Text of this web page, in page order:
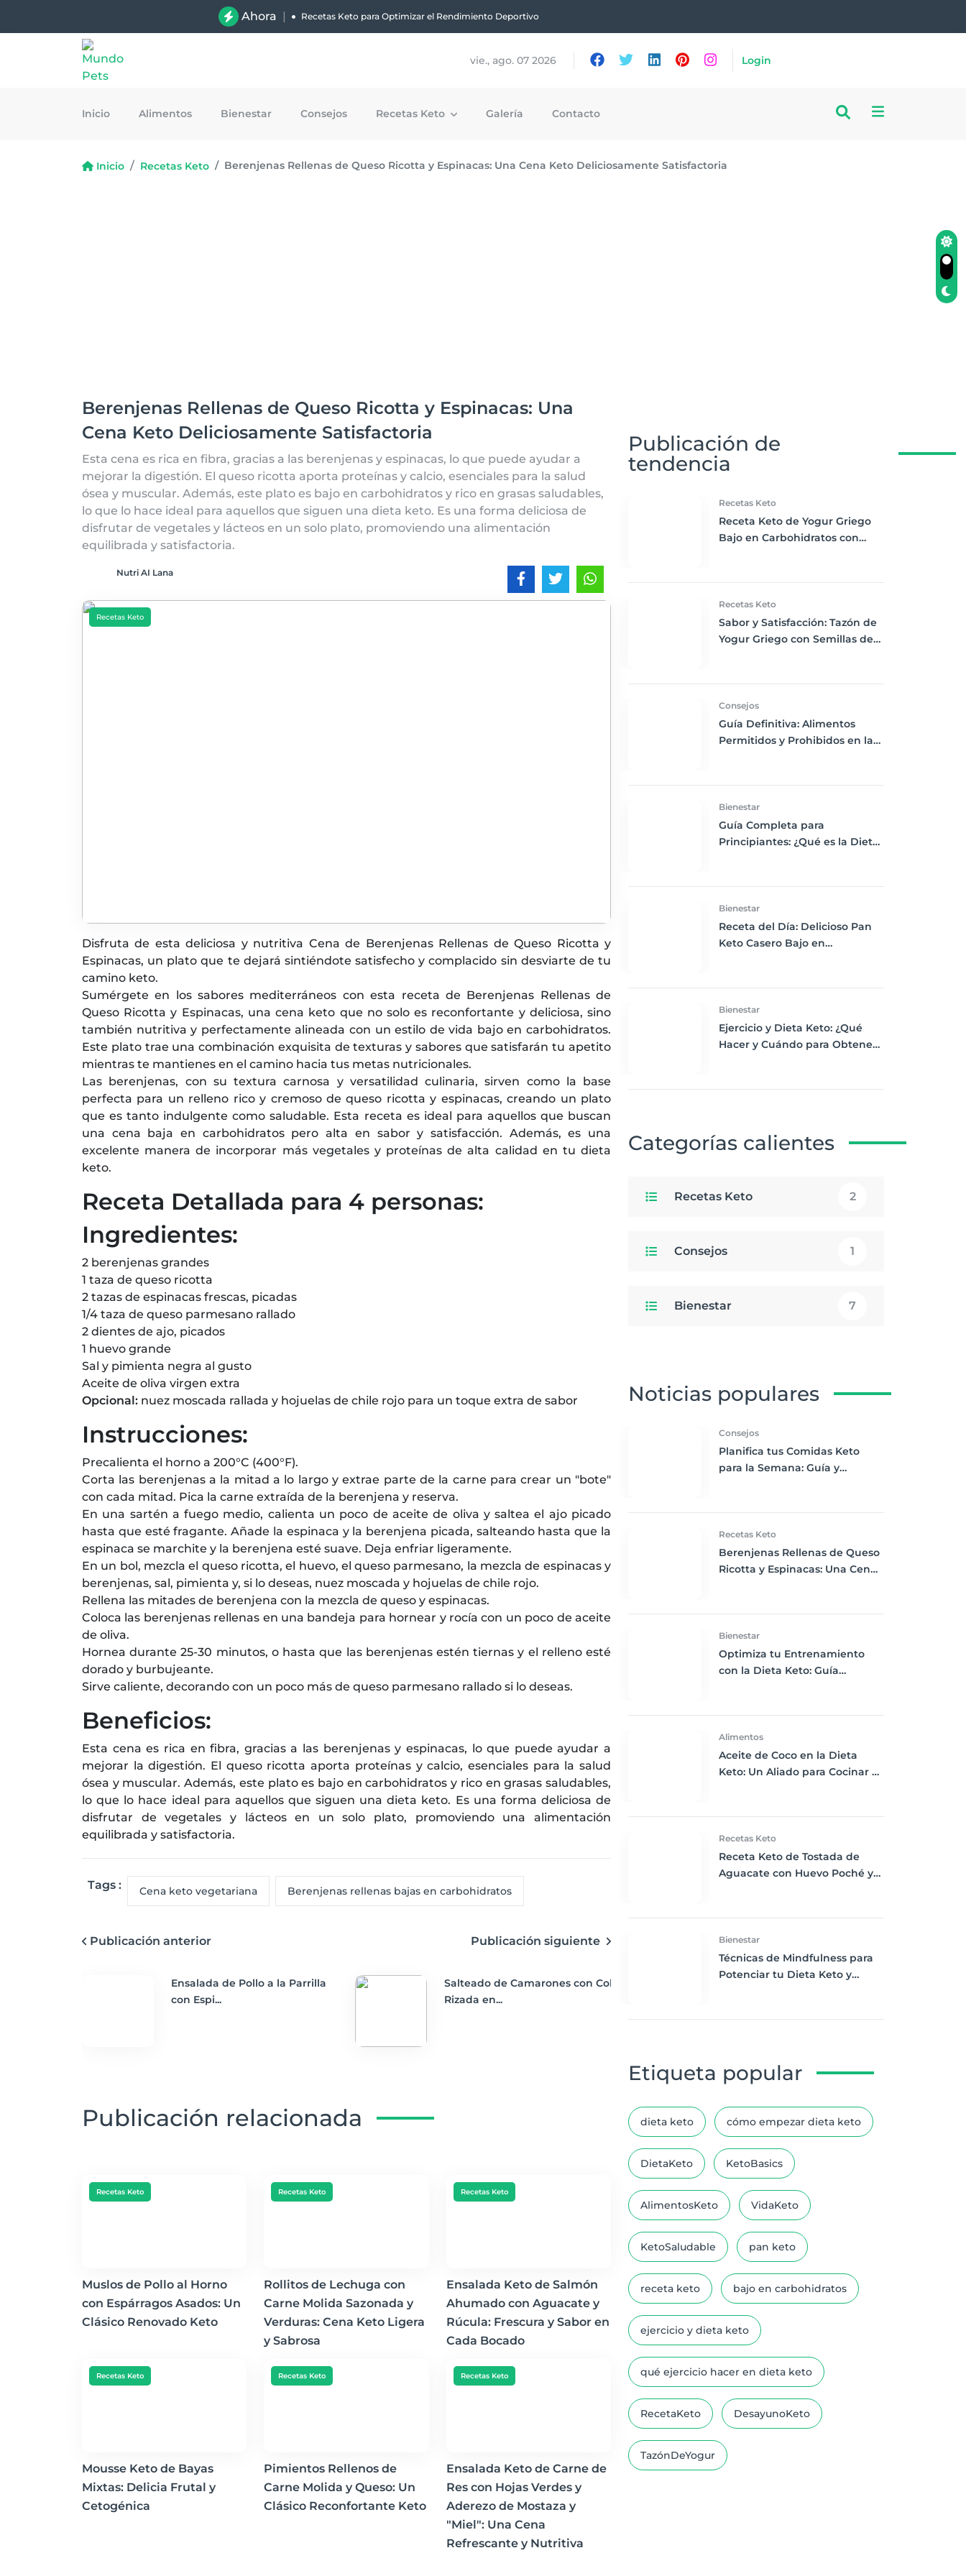
Ahora | Recetas Keto para Optimizar el Rendimiento Deportivo
vie., ago. 07 2026 Login
Inicio Alimentos Bienestar Consejos Recetas Keto Galería Contacto
Inicio Recetas Keto Berenjenas Rellenas de Queso Ricotta y Espinacas: Una Cena Keto Deliciosamente Satisfactoria
Berenjenas Rellenas de Queso Ricotta y Espinacas: Una
Cena Keto Deliciosamente Satisfactoria
Esta cena es rica en fibra, gracias a las berenjenas y espinacas, lo que puede ayudar a
mejorar la digestión. El queso ricotta aporta proteínas y calcio, esenciales para la salud
ósea y muscular. Además, este plato es bajo en carbohidratos y rico en grasas saludables,
lo que lo hace ideal para aquellos que siguen una dieta keto. Es una forma deliciosa de
disfrutar de vegetales y lácteos en un solo plato, promoviendo una alimentación
equilibrada y satisfactoria.
Nutri AI Lana
Recetas Keto
Disfruta de esta deliciosa y nutritiva Cena de Berenjenas Rellenas de Queso Ricotta y
Espinacas, un plato que te dejará sintiéndote satisfecho y complacido sin desviarte de tu
camino keto.
Sumérgete en los sabores mediterráneos con esta receta de Berenjenas Rellenas de
Queso Ricotta y Espinacas, una cena keto que no solo es reconfortante y deliciosa, sino
también nutritiva y perfectamente alineada con un estilo de vida bajo en carbohidratos.
Este plato trae una combinación exquisita de texturas y sabores que satisfarán tu apetito
mientras te mantienes en el camino hacia tus metas nutricionales.
Las berenjenas, con su textura carnosa y versatilidad culinaria, sirven como la base
perfecta para un relleno rico y cremoso de queso ricotta y espinacas, creando un plato
que es tanto indulgente como saludable. Esta receta es ideal para aquellos que buscan
una cena baja en carbohidratos pero alta en sabor y satisfacción. Además, es una
excelente manera de incorporar más vegetales y proteínas de alta calidad en tu dieta
keto.
Receta Detallada para 4 personas:
Ingredientes:
2 berenjenas grandes
1 taza de queso ricotta
2 tazas de espinacas frescas, picadas
1/4 taza de queso parmesano rallado
2 dientes de ajo, picados
1 huevo grande
Sal y pimienta negra al gusto
Aceite de oliva virgen extra
Opcional: nuez moscada rallada y hojuelas de chile rojo para un toque extra de sabor
Instrucciones:
Precalienta el horno a 200°C (400°F).
Corta las berenjenas a la mitad a lo largo y extrae parte de la carne para crear un "bote"
con cada mitad. Pica la carne extraída de la berenjena y reserva.
En una sartén a fuego medio, calienta un poco de aceite de oliva y saltea el ajo picado
hasta que esté fragante. Añade la espinaca y la berenjena picada, salteando hasta que la
espinaca se marchite y la berenjena esté suave. Deja enfriar ligeramente.
En un bol, mezcla el queso ricotta, el huevo, el queso parmesano, la mezcla de espinacas y
berenjenas, sal, pimienta y, si lo deseas, nuez moscada y hojuelas de chile rojo.
Rellena las mitades de berenjena con la mezcla de queso y espinacas.
Coloca las berenjenas rellenas en una bandeja para hornear y rocía con un poco de aceite
de oliva.
Hornea durante 25-30 minutos, o hasta que las berenjenas estén tiernas y el relleno esté
dorado y burbujeante.
Sirve caliente, decorando con un poco más de queso parmesano rallado si lo deseas.
Beneficios:
Esta cena es rica en fibra, gracias a las berenjenas y espinacas, lo que puede ayudar a
mejorar la digestión. El queso ricotta aporta proteínas y calcio, esenciales para la salud
ósea y muscular. Además, este plato es bajo en carbohidratos y rico en grasas saludables,
lo que lo hace ideal para aquellos que siguen una dieta keto. Es una forma deliciosa de
disfrutar de vegetales y lácteos en un solo plato, promoviendo una alimentación
equilibrada y satisfactoria.
Tags : Cena keto vegetariana Berenjenas rellenas bajas en carbohidratos
Publicación anterior Publicación siguiente
Ensalada de Pollo a la Parrilla
con Espi...
Salteado de Camarones con Col
Rizada en...
Publicación relacionada
Recetas Keto
Muslos de Pollo al Horno
con Espárragos Asados: Un
Clásico Renovado Keto
Recetas Keto
Rollitos de Lechuga con
Carne Molida Sazonada y
Verduras: Cena Keto Ligera
y Sabrosa
Recetas Keto
Ensalada Keto de Salmón
Ahumado con Aguacate y
Rúcula: Frescura y Sabor en
Cada Bocado
Recetas Keto
Mousse Keto de Bayas
Mixtas: Delicia Frutal y
Cetogénica
Recetas Keto
Pimientos Rellenos de
Carne Molida y Queso: Un
Clásico Reconfortante Keto
Recetas Keto
Ensalada Keto de Carne de
Res con Hojas Verdes y
Aderezo de Mostaza y
"Miel": Una Cena
Refrescante y Nutritiva
Publicación de
tendencia
Recetas Keto
Receta Keto de Yogur Griego
Bajo en Carbohidratos con
Recetas Keto
Sabor y Satisfacción: Tazón de
Yogur Griego con Semillas de
Consejos
Guía Definitiva: Alimentos
Permitidos y Prohibidos en la
Bienestar
Guía Completa para
Principiantes: ¿Qué es la Dieta
Bienestar
Receta del Día: Delicioso Pan
Keto Casero Bajo en
Bienestar
Ejercicio y Dieta Keto: ¿Qué
Hacer y Cuándo para Obtener
Categorías calientes
Recetas Keto 2
Consejos 1
Bienestar 7
Noticias populares
Consejos
Planifica tus Comidas Keto
para la Semana: Guía y
Recetas Keto
Berenjenas Rellenas de Queso
Ricotta y Espinacas: Una Cena
Bienestar
Optimiza tu Entrenamiento
con la Dieta Keto: Guía
Alimentos
Aceite de Coco en la Dieta
Keto: Un Aliado para Cocinar a
Recetas Keto
Receta Keto de Tostada de
Aguacate con Huevo Poché y
Bienestar
Técnicas de Mindfulness para
Potenciar tu Dieta Keto y
Etiqueta popular
dieta keto cómo empezar dieta keto
DietaKeto KetoBasics
AlimentosKeto VidaKeto
KetoSaludable pan keto
receta keto bajo en carbohidratos
ejercicio y dieta keto
qué ejercicio hacer en dieta keto
RecetaKeto DesayunoKeto
TazónDeYogur